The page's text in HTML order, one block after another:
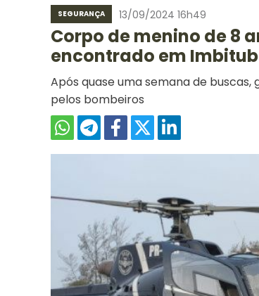
SEGURANÇA 13/09/2024 16h49
Corpo de menino de 8
encontrado em
Após quase uma semana de buscas,
pelos bombeiros